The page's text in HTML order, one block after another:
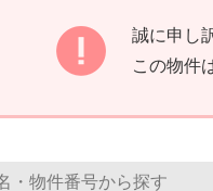
誠に申し
この物件